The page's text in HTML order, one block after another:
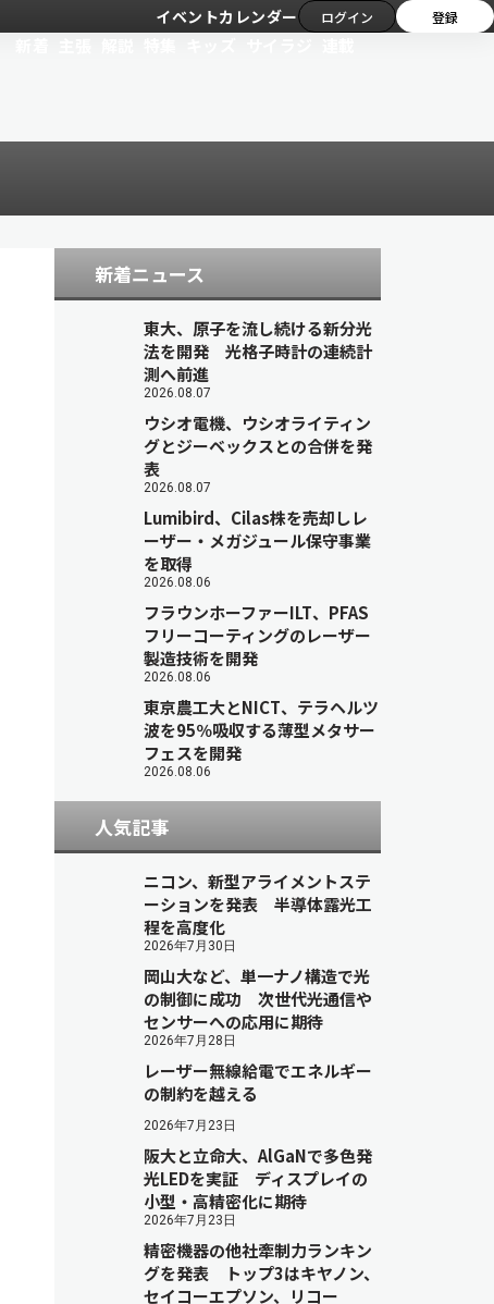
イベントカレンダー ログイン 登録
新着ニュース
東大、原子を流し続ける新分光
法を開発 光格子時計の連続計
測へ前進
2026.08.07
ウシオ電機、ウシオライティン
グとジーベックスとの合併を発
表
2026.08.07
Lumibird、Cilas株を売却しレ
ーザー・メガジュール保守事業
を取得
2026.08.06
フラウンホーファーILT、PFAS
フリーコーティングのレーザー
製造技術を開発
2026.08.06
東京農工大とNICT、テラヘルツ
波を95％吸収する薄型メタサー
フェスを開発
2026.08.06
人気記事
ニコン、新型アライメントステ
ーションを発表 半導体露光工
程を高度化
2026年7月30日
岡山大など、単一ナノ構造で光
の制御に成功 次世代光通信や
センサーへの応用に期待
2026年7月28日
レーザー無線給電でエネルギー
の制約を越える
2026年7月23日
阪大と立命大、AlGaNで多色発
光LEDを実証 ディスプレイの
小型・高精密化に期待
2026年7月23日
精密機器の他社牽制力ランキン
グを発表 トップ3はキヤノン、
セイコーエプソン、リコー